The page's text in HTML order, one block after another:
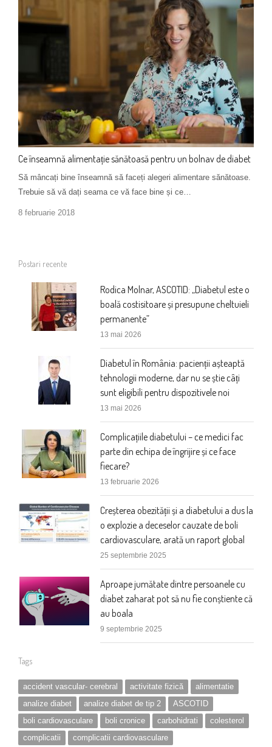
Ce înseamnă alimentație sănătoasă pentru un bolnav de diabet
Să mâncați bine înseamnă să faceți alegeri alimentare sănătoase.
Trebuie să vă dați seama ce vă face bine și ce…
8 februarie 2018
Postari recente
Rodica Molnar, ASCOTID: „Diabetul este o
boală costisitoare și presupune cheltuieli
permanente”
13 mai 2026
Diabetul în România: pacienții așteaptă
tehnologii moderne, dar nu se știe câți
sunt eligibili pentru dispozitivele noi
13 mai 2026
Complicațiile diabetului – ce medici fac
parte din echipa de îngrijire și ce face
fiecare?
13 februarie 2026
Creșterea obezității și a diabetului a dus la
o explozie a deceselor cauzate de boli
cardiovasculare, arată un raport global
25 septembrie 2025
Aproape jumătate dintre persoanele cu
diabet zaharat pot să nu fie conștiente că
au boala
9 septembrie 2025
Tags
accident vascular- cerebral activitate fizică
alimentatie
analize diabet
analize diabet de tip 2
ASCOTID
boli cardiovasculare
boli cronice carbohidrati
colesterol
complicatii
complicatii cardiovasculare